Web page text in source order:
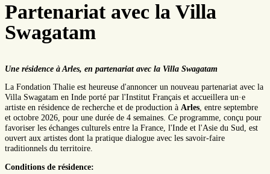
Partenariat avec la Villa
Swagatam
Une résidence à Arles, en partenariat avec la Villa Swagatam
La Fondation Thalie est heureuse d'annoncer un nouveau partenariat avec la
Villa Swagatam en Inde porté par l'Institut Français et accueillera un·e
artiste en résidence de recherche et de production à Arles, entre septembre
et octobre 2026, pour une durée de 4 semaines. Ce programme, conçu pour
favoriser les échanges culturels entre la France, l'Inde et l'Asie du Sud, est
ouvert aux artistes dont la pratique dialogue avec les savoir-faire
traditionnels du territoire.
Conditions de résidence: